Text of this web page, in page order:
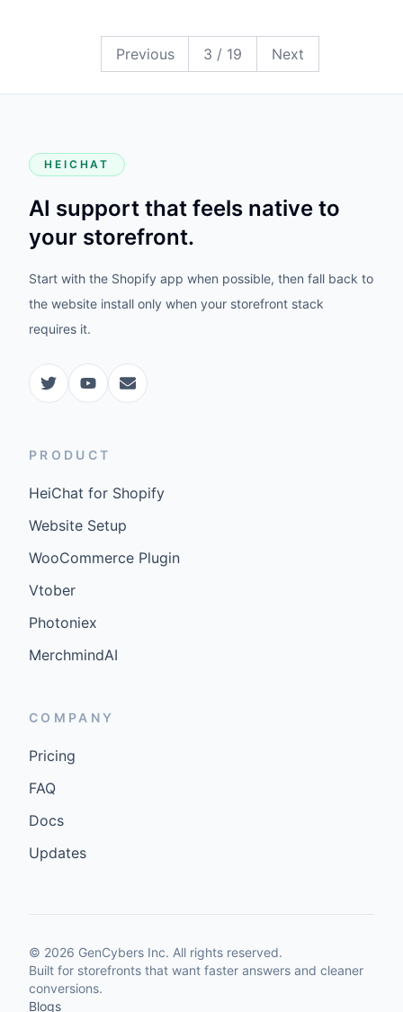
Previous 3 / 19 Next19
HEICHAT
AI support that feels native to
your storefront.
Start with the Shopify app when possible, then fall back to
the website install only when your storefront stack
requires it.
PRODUCT
HeiChat for Shopify
Website Setup
WooCommerce Plugin
Vtober
Photoniex
MerchmindAI
COMPANY
Pricing
FAQ
Docs
Updates
© 2026 GenCybers Inc. All rights reserved.
Built for storefronts that want faster answers and cleaner
conversions.
Blogs